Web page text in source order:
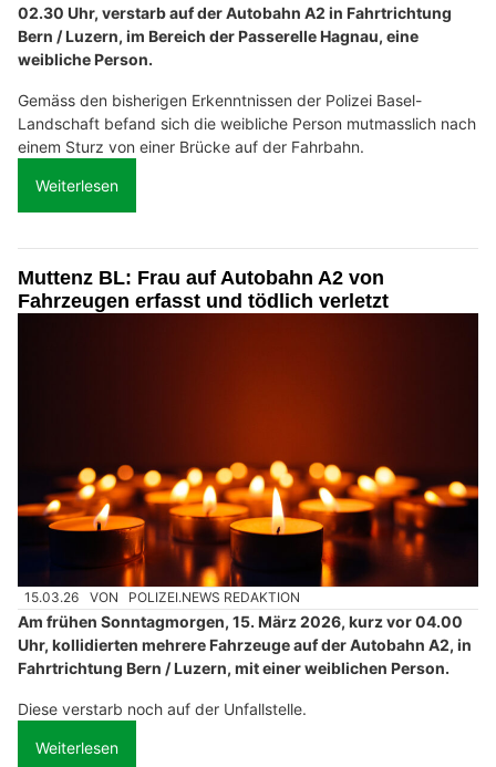
02.30 Uhr, verstarb auf der Autobahn A2 in Fahrtrichtung
Bern / Luzern, im Bereich der Passerelle Hagnau, eine
weibliche Person.
Gemäss den bisherigen Erkenntnissen der Polizei Basel-
Landschaft befand sich die weibliche Person mutmasslich nach
einem Sturz von einer Brücke auf der Fahrbahn.
Weiterlesen
Muttenz BL: Frau auf Autobahn A2 von
Fahrzeugen erfasst und tödlich verletzt
15.03.26 VON POLIZEI.NEWS REDAKTION
Am frühen Sonntagmorgen, 15. März 2026, kurz vor 04.00
Uhr, kollidierten mehrere Fahrzeuge auf der Autobahn A2, in
Fahrtrichtung Bern / Luzern, mit einer weiblichen Person.
Diese verstarb noch auf der Unfallstelle.
Weiterlesen